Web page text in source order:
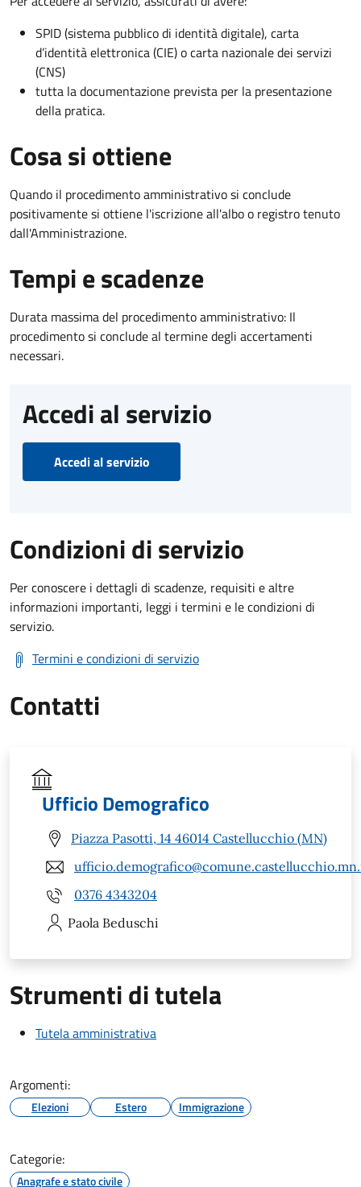
SPID (sistema pubblico di identità digitale), carta
d’identità elettronica (CIE) o carta nazionale dei servizi
(CNS)
tutta la documentazione prevista per la presentazione
della pratica.
Cosa si ottiene
Quando il procedimento amministrativo si conclude
positivamente si ottiene l'iscrizione all'albo o registro tenuto
dall'Amministrazione.
Tempi e scadenze
Durata massima del procedimento amministrativo: Il
procedimento si conclude al termine degli accertamenti
necessari.
Accedi al servizio
Accedi al servizio
Condizioni di servizio
Per conoscere i dettagli di scadenze, requisiti e altre
informazioni importanti, leggi i termini e le condizioni di
servizio.
Termini e condizioni di servizio
Contatti
Ufficio Demografico
Piazza Pasotti, 14 46014 Castellucchio (MN)
0376 4343204
Paola Beduschi
Strumenti di tutela
Tutela amministrativa
Argomenti:
Elezioni Estero Immigrazione
Categorie:
Anagrafe e stato civile